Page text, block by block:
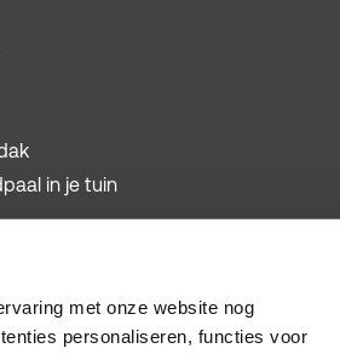
met onze website nog
personaliseren, functies voor
in je tuin